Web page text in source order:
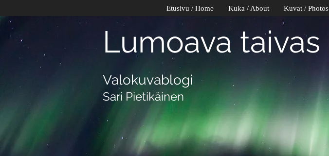
Etusivu / Home Kuka / About Kuvat / Photos
Lumoava taivas
Sari Pietikäinen
Valokuvablogi